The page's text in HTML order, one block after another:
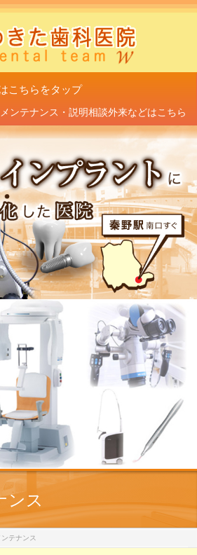
ンテナンス・説明相談外来などはこちら
ンス
ンテナンス